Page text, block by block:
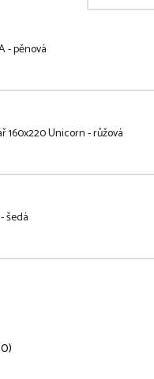
- pěnová
160x220 Unicorn - růžová
šedá